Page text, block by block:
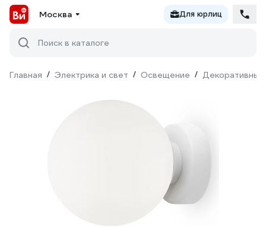
Москва Для юрлиц
Поиск в каталоге
Главная / Электрика и свет / Освещение / Декоративный